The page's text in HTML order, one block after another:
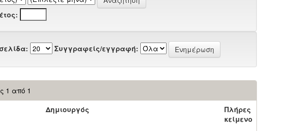
Συγγραφείς/εγγραφή:
1 από 1
Δημιουργός
Πλήρες
κείμενο